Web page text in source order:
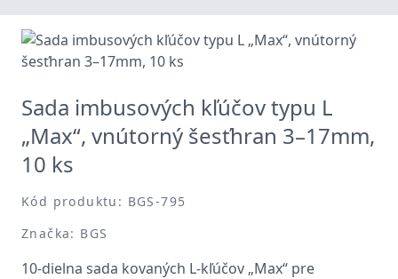
Sada imbusových kľúčov typu L
„Max“, vnútorný šesťhran 3–17mm,
10 ks
Kód produktu: BGS-795
Značka: BGS
10-dielna sada kovaných L-kľúčov „Max“ pre